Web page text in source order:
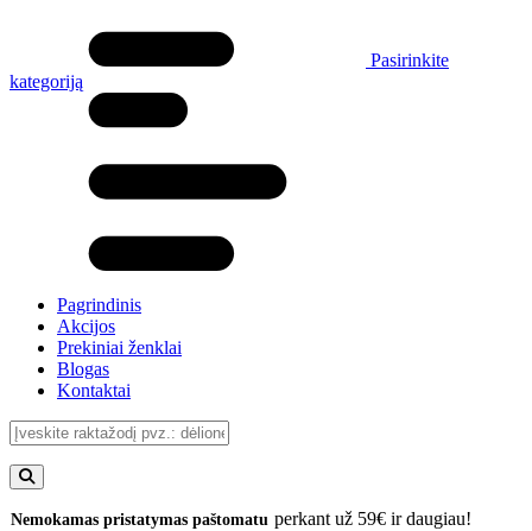
Pasirinkite
kategoriją
Pagrindinis
Akcijos
Prekiniai ženklai
Blogas
Kontaktai
Nemokamas pristatymas paštomatu perkant už 59€ ir daugiau!